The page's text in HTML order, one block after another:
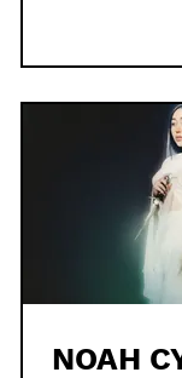
NOAH